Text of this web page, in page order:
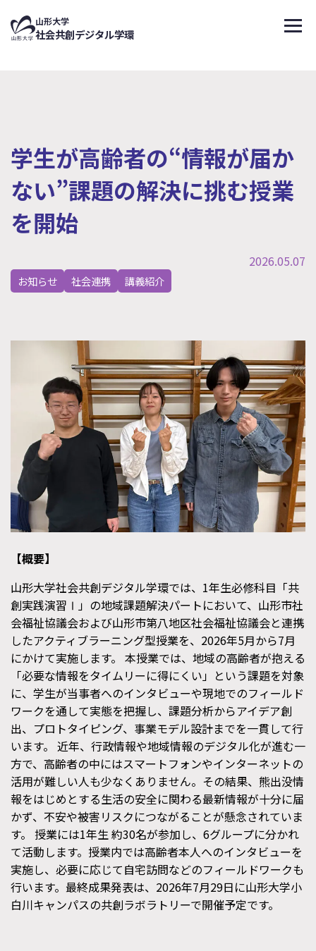
山形大学
社会共創デジタル学環 メニ
学生が高齢者の“情報が届か
ない”課題の解決に挑む授業
を開始
2026.05.07
お知らせ 社会連携 講義紹介
【概要】
山形大学社会共創デジタル学環では、1年生必修科目「共
創実践演習Ⅰ」の地域課題解決パートにおいて、山形市社
会福祉協議会および山形市第八地区社会福祉協議会と連携
したアクティブラーニング型授業を、2026年5月から7月
にかけて実施します。 本授業では、地域の高齢者が抱える
「必要な情報をタイムリーに得にくい」という課題を対象
に、学生が当事者へのインタビューや現地でのフィールド
ワークを通して実態を把握し、課題分析からアイデア創
出、プロトタイピング、事業モデル設計までを一貫して行
います。 近年、行政情報や地域情報のデジタル化が進む一
方で、高齢者の中にはスマートフォンやインターネットの
活用が難しい人も少なくありません。その結果、熊出没情
報をはじめとする生活の安全に関わる最新情報が十分に届
かず、不安や被害リスクにつながることが懸念されていま
す。 授業には1年生 約30名が参加し、6グループに分かれ
て活動します。授業内では高齢者本人へのインタビューを
実施し、必要に応じて自宅訪問などのフィールドワークも
行います。最終成果発表は、2026年7月29日に山形大学小
白川キャンパスの共創ラボラトリーで開催予定です。
↑